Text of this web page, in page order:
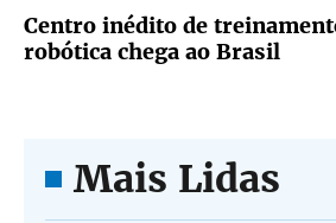
Centro inédito de
robótica chega ao Brasil
Mais Lidas